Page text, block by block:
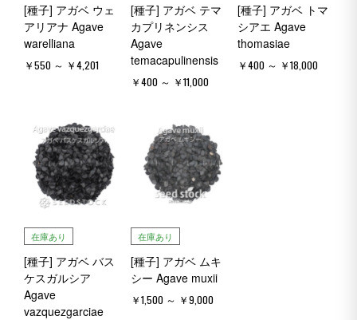
[種子] アガベ ウェ
アリアナ Agave
warelliana
￥550 ～ ￥4,201
[種子] アガベ テマ
カプリネンシス
Agave
temacapulinensis
￥400 ～ ￥11,000
[種子] アガベ トマ
シアエ Agave
thomasiae
￥400 ～ ￥18,000
在庫あり
[種子] アガベ バス
ケスガルシア
Agave
vazquezgarciae
在庫あり
[種子] アガベ ムキ
シー Agave muxii
￥1,500 ～ ￥9,000